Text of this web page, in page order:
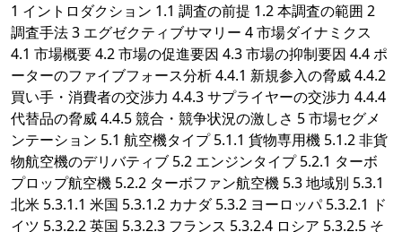
1 イントロダクション 1.1 調査の前提 1.2 本調査の範囲 2
調査手法 3 エグゼクティブサマリー 4 市場ダイナミクス
4.1 市場概要 4.2 市場の促進要因 4.3 市場の抑制要因 4.4 ポ
ーターのファイブフォース分析 4.4.1 新規参入の脅威 4.4.2
買い手・消費者の交渉力 4.4.3 サプライヤーの交渉力 4.4.4
代替品の脅威 4.4.5 競合・競争状況の激しさ 5 市場セグメ
ンテーション 5.1 航空機タイプ 5.1.1 貨物専用機 5.1.2 非貨
物航空機のデリバティブ 5.2 エンジンタイプ 5.2.1 ターボ
プロップ航空機 5.2.2 ターボファン航空機 5.3 地域別 5.3.1
北米 5.3.1.1 米国 5.3.1.2 カナダ 5.3.2 ヨーロッパ 5.3.2.1 ド
イツ 5.3.2.2 英国 5.3.2.3 フランス 5.3.2.4 ロシア 5.3.2.5 そ